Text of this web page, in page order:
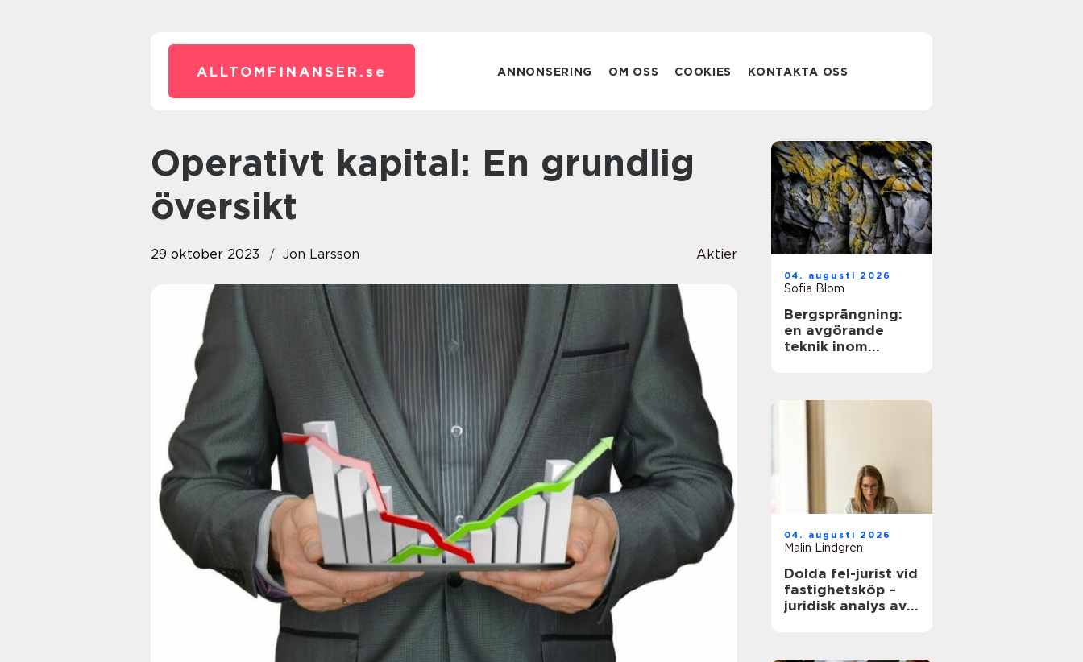
ALLTOMFINANSER. se ANNONSERING OM OSS COOKIES KONTAKTA OSS
Operativt kapital: En grundlig
översikt
29 oktober 2023 Jon Larsson Aktier
04. augusti 2026
Sofia Blom
Bergsprängning:
en avgörande
teknik inom
04. augusti 2026
Malin Lindgren
Dolda fel-jurist vid
fastighetsköp –
juridisk analys av